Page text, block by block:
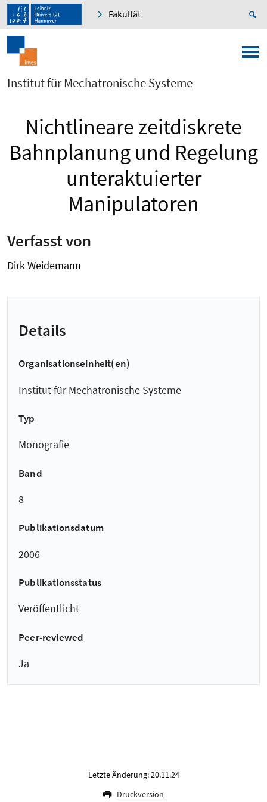
Fakultät
Institut für Mechatronische Systeme
Nichtlineare zeitdiskrete
Bahnplanung und Regelung
unteraktuierter
Manipulatoren
Verfasst von
Dirk Weidemann
Details
Organisationseinheit(en)
Institut für Mechatronische Systeme
Typ
Monografie
Band
8
Publikationsdatum
2006
Publikationsstatus
Veröffentlicht
Peer-reviewed
Ja
Letzte Änderung: 20.11.24
Druckversion